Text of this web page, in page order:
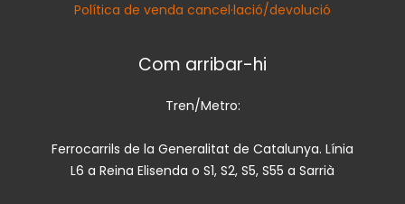
Política de venda cancel·lació/devolució
Com arribar-hi
Tren/Metro:
Ferrocarrils de la Generalitat de Catalunya. Línia
L6 a Reina Elisenda o S1, S2, S5, S55 a Sarrià